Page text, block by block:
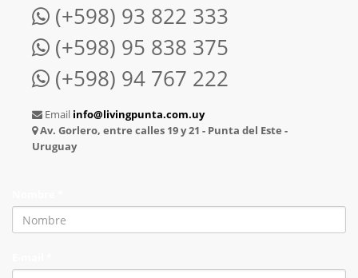
(+598) 93 822 333
(+598) 95 838 375
(+598) 94 767 222
Email info@livingpunta.com.uy
Av. Gorlero, entre calles 19 y 21 - Punta del Este -
Uruguay